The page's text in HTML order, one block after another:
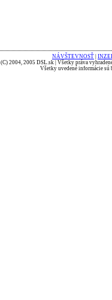
NÁVŠTEVNOSŤ
(C) 2004, 2005 DSL.sk | Všetky práva
Všetky uvedené informácie sú